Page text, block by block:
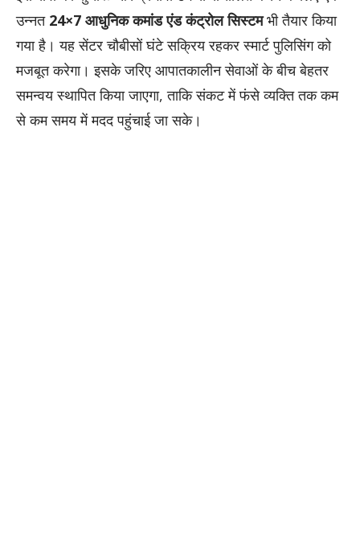
उन्नत 24×7 आधुनिक कमांड एंड कंट्रोल सिस्टमभी तैयार किया
गया है। यह सेंटर चौबीसों घंटे सक्रिय रहकर स्मार्ट पुलिसिंग को
मजबूत करेगा। इसके जरिए आपातकालीन सेवाओं के बीच बेहतर
समन्वय स्थापित किया जाएगा, ताकि संकट में फंसे व्यक्ति तक कम
से कम समय में मदद पहुंचाई जा सके।